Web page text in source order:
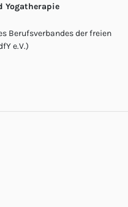
Yogatherapie
Berufsverbandes der freien
e.V.)